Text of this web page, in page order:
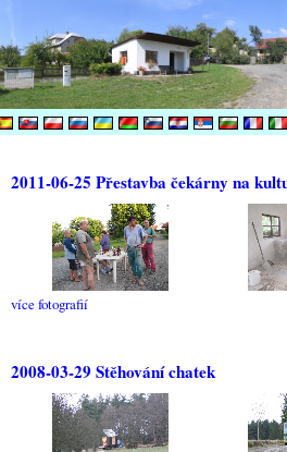
2011-06-25 Přestavba čekárny na
více fotografií
2008-03-29 Stěhování chatek